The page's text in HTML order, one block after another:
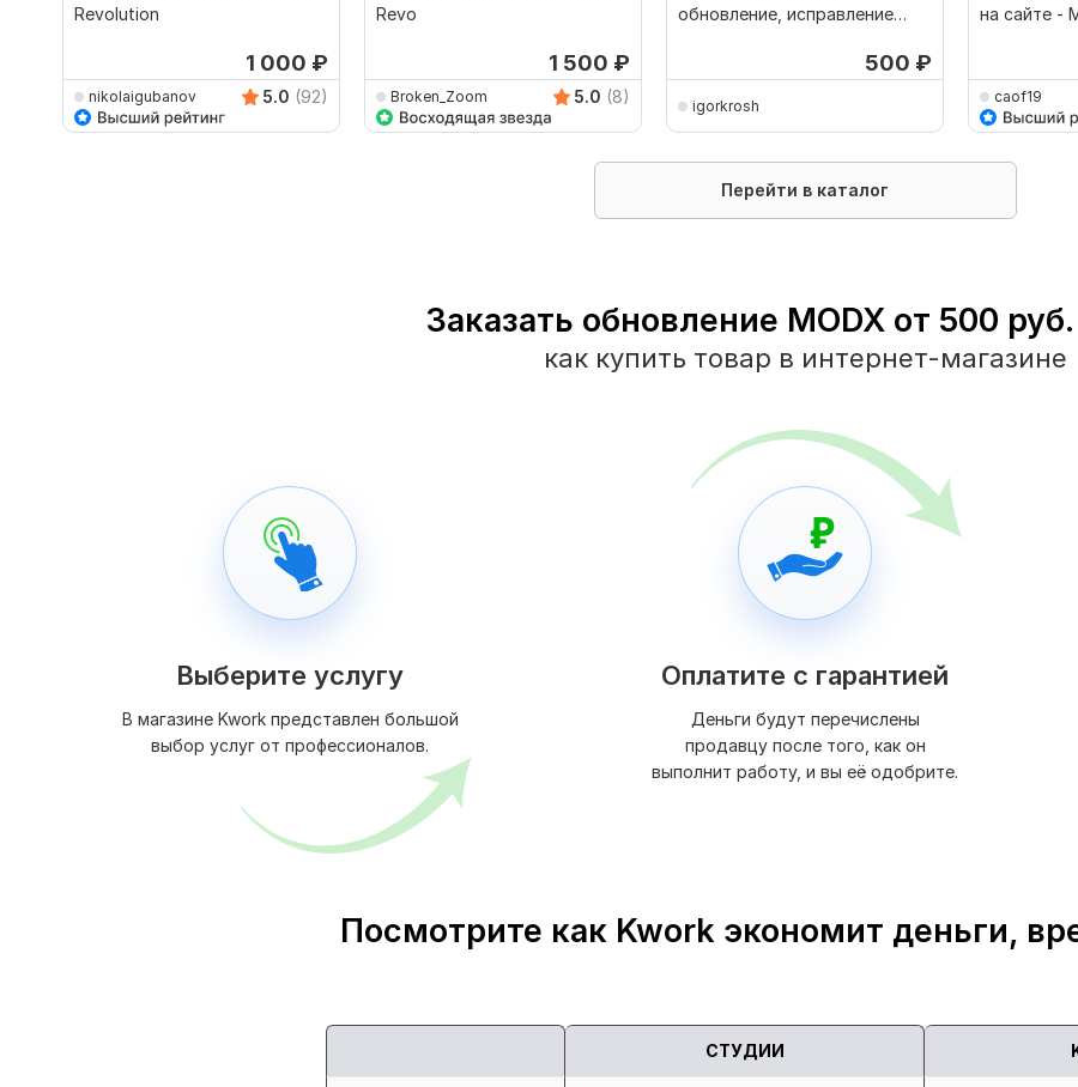
Revolution
1 000 ₽
nikolaigubanov 5.0 (92)
Revo
1 500 ₽
Broken_Zoom 5.0 (8)
обновление, исправление
500 ₽
igorkrosh
на сайте -
caof19
Перейти в каталог
Заказать обновление MODX от 500
как купить товар в интернет-магазине
Выберите услугу
В магазине Kwork представлен большой
выбор услуг от профессионалов.
Оплатите с гарантией
Деньги будут перечислены
продавцу после того, как он
выполнит работу, и вы её одобрите.
Посмотрите как Kwork экономит деньги,
СТУДИИ